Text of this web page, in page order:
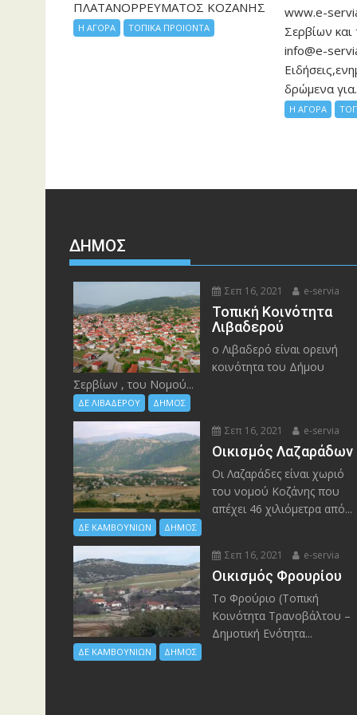
ΠΛΑΤΑΝΟΡΡΕΥΜΑΤΟΣ ΚΟΖΑΝΗΣ
Η ΑΓΟΡΑ ΤΟΠΙΚΑ ΠΡΟΙΟΝΤΑ
www.e-
Σερβίων και
info@e-
δρώμενα
Η ΑΓΟΡΑ
ΔΉΜΟΣ
Σεπ 16, 2021 e-servia
Τοπική Κοινότητα
Λιβαδερού
ο Λιβαδερό είναι ορεινή
κοινότητα του Δήμου
Σερβίων , του Νομού...
ΔΕ ΛΙΒΑΔΕΡΟΥ ΔΗΜΟΣ
Σεπ 16, 2021 e-servia
Οικισμός Λαζαράδων
Οι Λαζαράδες είναι χωριό
του νομού Κοζάνης που
απέχει 46 χιλιόμετρα από...
ΔΕ ΚΑΜΒΟΥΝΙΩΝ ΔΗΜΟΣ
Σεπ 16, 2021 e-servia
Οικισμός Φρουρίου
Το Φρούριο (Τοπική
Κοινότητα Τρανοβάλτου –
Δημοτική Ενότητα...
ΔΕ ΚΑΜΒΟΥΝΙΩΝ ΔΗΜΟΣ